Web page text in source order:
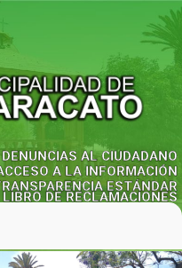
DENUNCIAS AL CIUDADANO
A LA INFORMACIÓN
ESTÁNDAR
LIBRO DE RECLAMACIONES